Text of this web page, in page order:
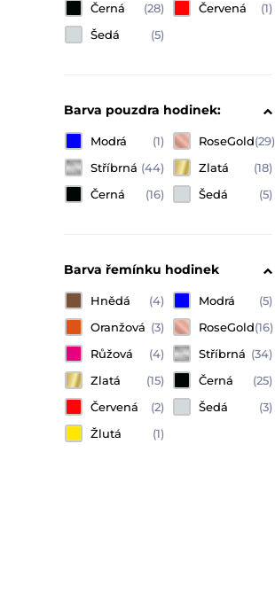
Černá
(28) Červená
(1)
Šedá
(5)
Barva pouzdra hodinek:
Modrá (1) RoseGold(29)
Stříbrná (44) Zlatá
(18)
Černá
(16) Šedá (5)
Barva řemínku hodinek
Hnědá (4) Modrá
(5)
Oranžová (3) RoseGold(16)
Růžová
(4) Stříbrná (34)
Zlatá
(15) Černá
(25)
Červená
(2) Šedá
(3)
Žlutá
(1)